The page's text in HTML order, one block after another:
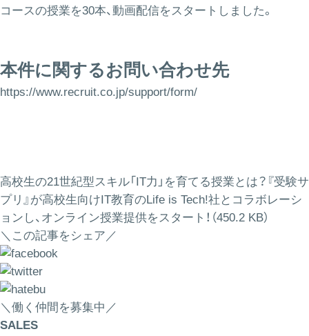
コースの授業を30本、動画配信をスタートしました。
本件に関するお問い合わせ先
https://www.recruit.co.jp/support/form/
高校生の21世紀型スキル「IT力」を育てる授業とは？『受験サ
プリ』が高校生向けIT教育のLife is Tech!社とコラボレーシ
ョンし、オンライン授業提供をスタート！（450.2 KB）
＼この記事をシェア／
＼働く仲間を募集中／
SALES